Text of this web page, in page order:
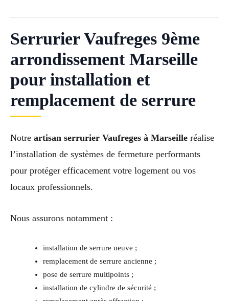
Serrurier Vaufreges 9ème
arrondissement Marseille
pour installation et
remplacement de serrure
Notre artisan serrurier Vaufreges à Marseille réalise
l’installation de systèmes de fermeture performants
pour protéger efficacement votre logement ou vos
locaux professionnels.
Nous assurons notamment :
installation de serrure neuve ;
remplacement de serrure ancienne ;
pose de serrure multipoints ;
installation de cylindre de sécurité ;